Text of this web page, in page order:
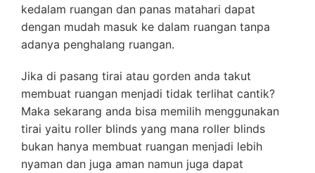
kedalam ruangan dan panas matahari dapat
dengan mudah masuk ke dalam ruangan tanpa
adanya penghalang ruangan.
Jika di pasang tirai atau gorden anda takut
membuat ruangan menjadi tidak terlihat cantik?
Maka sekarang anda bisa memilih menggunakan
tirai yaitu roller blinds yang mana roller blinds
bukan hanya membuat ruangan menjadi lebih
nyaman dan juga aman namun juga dapat